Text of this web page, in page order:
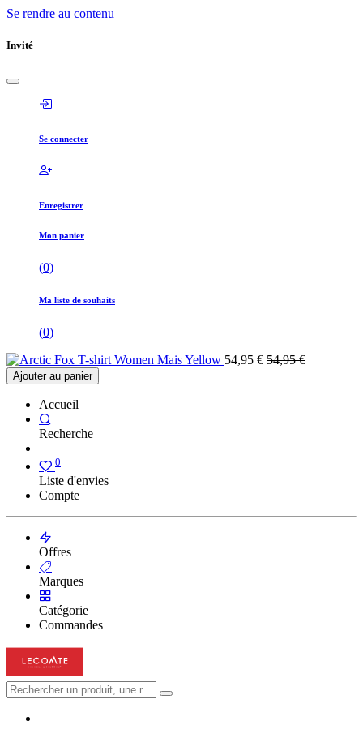
Se rendre au contenu
Invité
Se connecter
Enregistrer
Mon panier
(0)
Ma liste de souhaits
(0)
54,95 € 54,95€
Ajouter au panier
Accueil
Recherche
0
Liste d'envies
Compte
Offres
Marques
Catégorie
Commandes